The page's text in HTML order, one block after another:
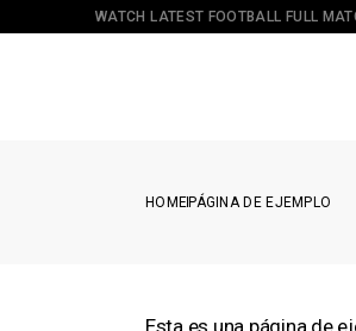
to
WATCH LATEST FOOTBALL FULL
HOME PÁGINA DE EJEMPLO
Esta es una página de